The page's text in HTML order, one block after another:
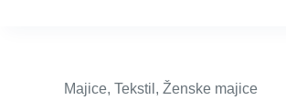
Majice, Tekstil , Ženske majice